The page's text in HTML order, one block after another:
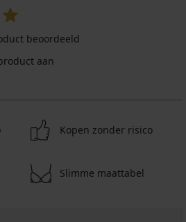
beoordeeld
aan
Kopen zonder risico
Slimme maattabel